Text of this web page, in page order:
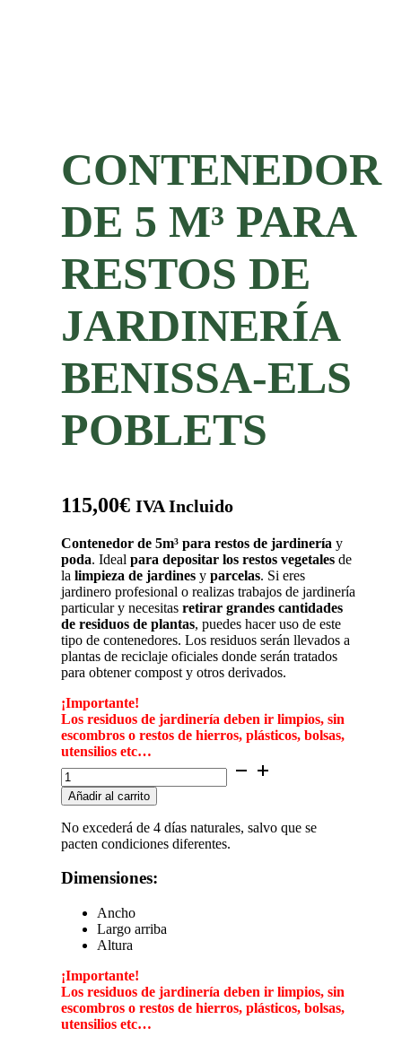
CONTENEDOR
DE 5 M³ PARA
RESTOS DE
JARDINERÍA
BENISSA-ELS
POBLETS
115,00€ IVA Incluido
Contenedor de 5m³ para restos de jardinería y
poda. Idealpara depositar los restos vegetales de
lalimpieza de jardines yparcelas. Si eres
jardinero profesional o realizas trabajos de jardinería
particular y necesitasretirar grandes cantidades
de residuos de plantas, puedes hacer uso de este
tipo de contenedores. Los residuos serán llevados a
plantas de reciclaje oficiales donde serán tratados
para obtener compost y otros derivados.
¡Importante!
Los residuos de jardinería deben ir limpios, sin
escombros o restos de hierros, plásticos, bolsas,
utensilios etc…
Contenedor
de
para
restos
jardinería
ELS
POBLETS
cantidad
Añadir al carrito
No excederá de 4 días naturales, salvo que se
pacten condiciones diferentes.
Dimensiones:
Ancho
Largo arriba
Altura
¡Importante!
Los residuos de jardinería deben ir limpios, sin
escombros o restos de hierros, plásticos, bolsas,
utensilios etc…